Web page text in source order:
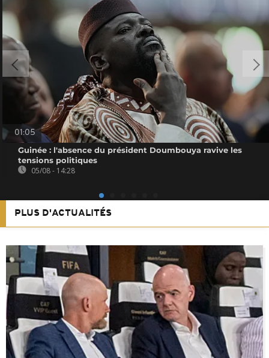
01:05
Guinée : l'absence du président Doumbouya ravive les
tensions politiques
05/08 - 14:28
PLUS D'ACTUALITÉS